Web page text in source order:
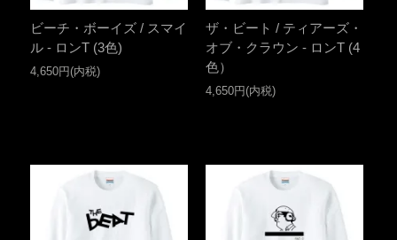
ビーチ・ボーイズ / スマイ
ル - ロンT (3色)
4,650円(内税)
ザ・ビート / ティアーズ・
オブ・クラウン - ロンT (4
色）
4,650円(内税)